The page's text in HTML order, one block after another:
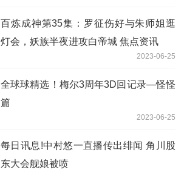
百炼成神第35集：罗征伤好与朱师姐逛
灯会，妖族半夜进攻白帝城 焦点资讯
2023-06-25
全球球精选！梅尔3周年3D回记录—怪怪
篇
2023-06-25
每日讯息!中村悠一直播传出绯闻 角川股
东大会舰娘被喷